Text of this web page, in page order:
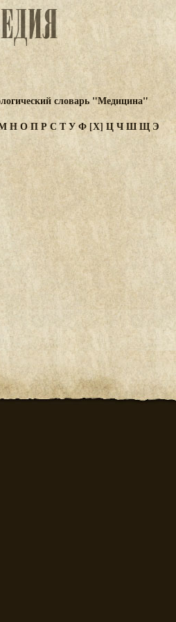
словарь "Медицина"
НОПРСТУФ[Х] ЦЧШЩ Э